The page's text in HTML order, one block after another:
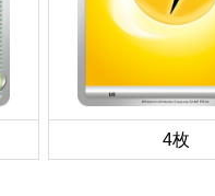
4枚